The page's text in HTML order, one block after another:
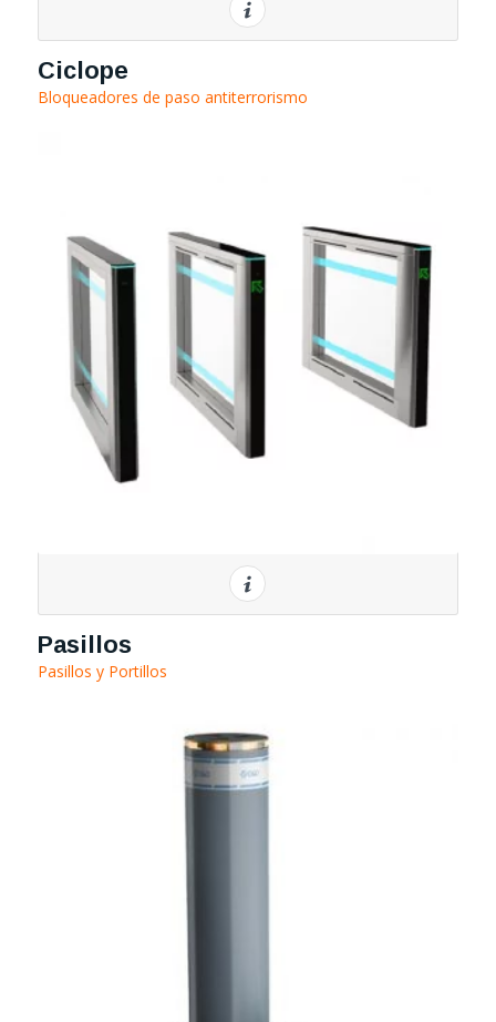
Ciclope
Bloqueadores de paso antiterrorismo
Pasillos
Pasillos y Portillos